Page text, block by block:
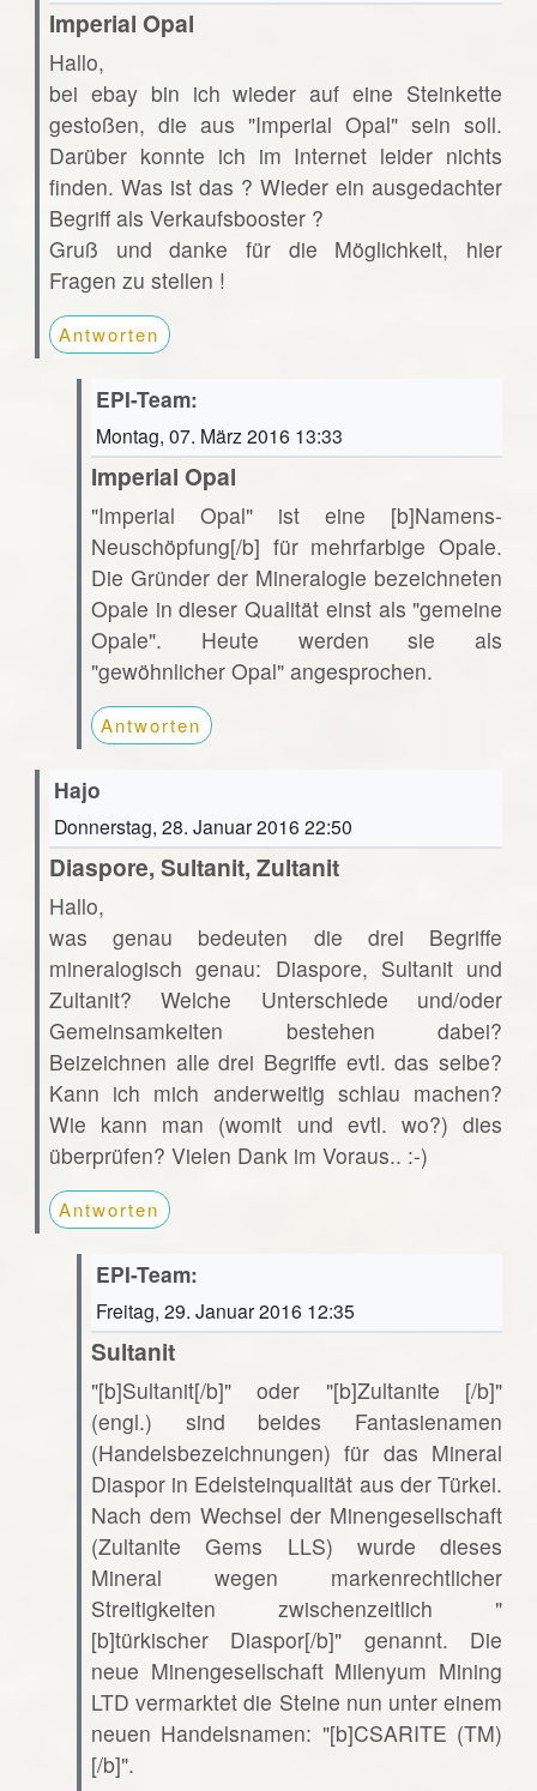
Imperial Opal
Hallo,
bei ebay bin ich wieder auf eine Steinkette
gestoßen, die aus "Imperial Opal" sein soll.
Darüber konnte ich im Internet leider nichts
finden. Was ist das ? Wieder ein ausgedachter
Begriff als Verkaufsbooster ?
Gruß und danke für die Möglichkeit, hier
Fragen zu stellen !
Antworten
EPI-Team:
Montag, 07. März 2016 13:33
Imperial Opal
"Imperial Opal" ist eine [b]Namens-
Neuschöpfung[/b] für mehrfarbige Opale.
Die Gründer der Mineralogie bezeichneten
Opale in dieser Qualität einst als "gemeine
Opale". Heute werden sie als
"gewöhnlicher Opal" angesprochen.
Antworten
Hajo
Donnerstag, 28. Januar 2016 22:50
Diaspore, Sultanit, Zultanit
Hallo,
was genau bedeuten die drei Begriffe
mineralogisch genau: Diaspore, Sultanit und
Zultanit? Welche Unterschiede und/oder
Gemeinsamkeiten bestehen dabei?
Beizeichnen alle drei Begriffe evtl. das selbe?
Kann ich mich anderweitig schlau machen?
Wie kann man (womit und evtl. wo?) dies
überprüfen? Vielen Dank im Voraus.. :-)
Antworten
EPI-Team:
Freitag, 29. Januar 2016 12:35
Sultanit
"[b]Sultanit[/b]" oder "[b]Zultanite [/b]"
(engl.) sind beides Fantasienamen
(Handelsbezeichnungen) für das Mineral
Diaspor in Edelsteinqualität aus der Türkei.
Nach dem Wechsel der Minengesellschaft
(Zultanite Gems LLS) wurde dieses
Mineral wegen markenrechtlicher
Streitigkeiten zwischenzeitlich "
[b]türkischer Diaspor[/b]" genannt. Die
neue Minengesellschaft Milenyum Mining
LTD vermarktet die Steine nun unter einem
neuen Handelsnamen: "[b]CSARITE (TM)
[/b]".